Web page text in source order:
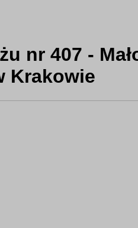
nr 407 -
Krakowie